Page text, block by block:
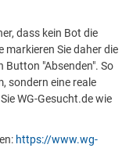
dass kein Bot die
Sie daher die
Button "Absenden". So
sondern eine reale
WG-Gesucht.de wie
https://www.wg-